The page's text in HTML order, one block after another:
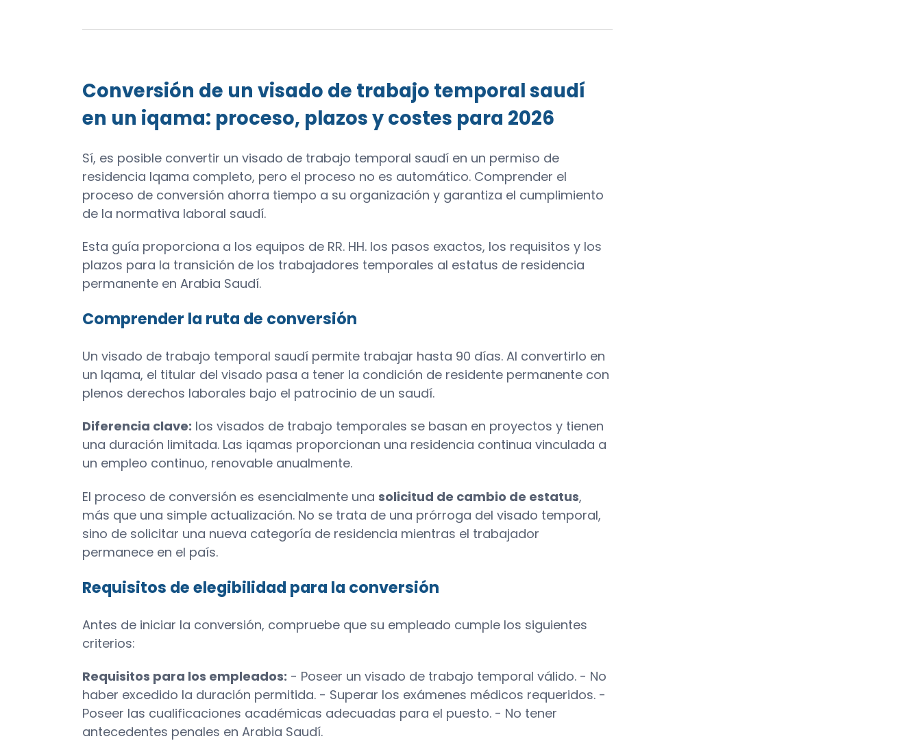
Conversión de un visado de trabajo temporal saudí
en un iqama: proceso, plazos y costes para 2026
Sí, es posible convertir un visado de trabajo temporal saudí en un permiso de
residencia Iqama completo, pero el proceso no es automático. Comprender el
proceso de conversión ahorra tiempo a su organización y garantiza el cumplimiento
de la normativa laboral saudí.
Esta guía proporciona a los equipos de RR. HH. los pasos exactos, los requisitos y los
plazos para la transición de los trabajadores temporales al estatus de residencia
permanente en Arabia Saudí.
Comprender la ruta de conversión
Un visado de trabajo temporal saudí permite trabajar hasta 90 días. Al convertirlo en
un Iqama, el titular del visado pasa a tener la condición de residente permanente con
plenos derechos laborales bajo el patrocinio de un saudí.
Diferencia clave: los visados de trabajo temporales se basan en proyectos y tienen
una duración limitada. Las iqamas proporcionan una residencia continua vinculada a
un empleo continuo, renovable anualmente.
El proceso de conversión es esencialmente unasolicitud de cambio de estatus,
más que una simple actualización. No se trata de una prórroga del visado temporal,
sino de solicitar una nueva categoría de residencia mientras el trabajador
permanece en el país.
Requisitos de elegibilidad para la conversión
Antes de iniciar la conversión, compruebe que su empleado cumple los siguientes
criterios:
Requisitos para los empleados: - Poseer un visado de trabajo temporal válido. - No
haber excedido la duración permitida. - Superar los exámenes médicos requeridos. -
Poseer las cualificaciones académicas adecuadas para el puesto. - No tener
antecedentes penales en Arabia Saudí.